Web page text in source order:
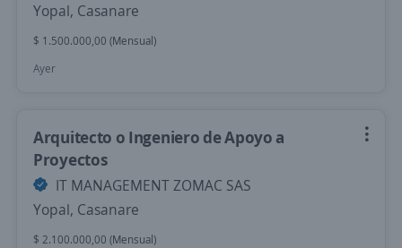
Yopal, Casanare
$ 1.500.000,00 (Mensual)
Ayer
Arquitecto o Ingeniero de Apoyo a
Proyectos
IT MANAGEMENT ZOMAC SAS
Yopal, Casanare
$ 2.100.000,00 (Mensual)